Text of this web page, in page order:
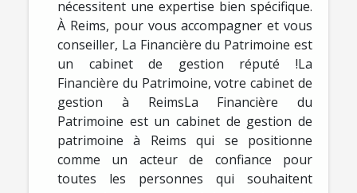
nécessitent une expertise bien spécifique.
À Reims, pour vous accompagner et vous
conseiller, La Financière du Patrimoine est
un cabinet de gestion réputé !La
Financière du Patrimoine, votre cabinet de
gestion à ReimsLa Financière du
Patrimoine est un cabinet de gestion de
patrimoine à Reims qui se positionne
comme un acteur de confiance pour
toutes les personnes qui souhaitent